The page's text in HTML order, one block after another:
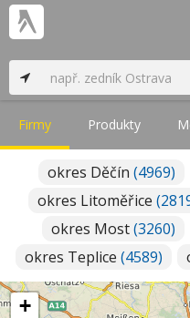
Firmy Produkty
okres Děčín (4969)
okres Litoměřice
okres Most(3260)
okres Teplice (4589)
+